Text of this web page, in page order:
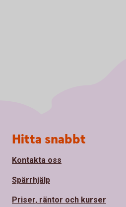
Sidfot
Hitta snabbt
Kontakta oss
Spärrhjälp
Priser, räntor och kurser